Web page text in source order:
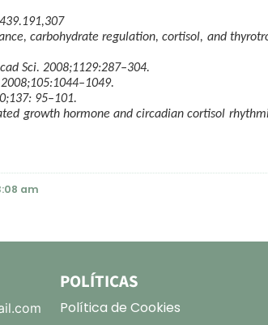
carbohydrate regulation, cortisol, and
Sci. 2008;1129:287–304.
95–101.
growth hormone and circadian cortisol
am
POLÍTICAS
Política de Cookies